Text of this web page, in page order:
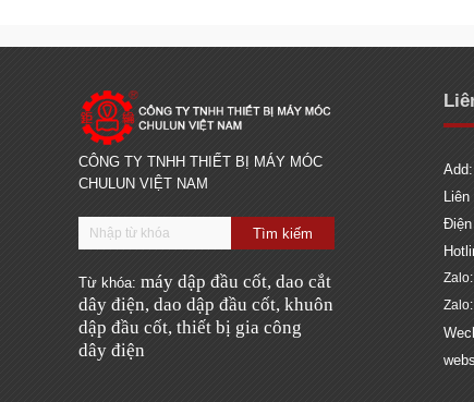
CÔNG TY TNHH THIẾT BỊ MÁY MÓC
CHULUN VIỆT NAM
Từ khóa: máy dập đầu cốt, dao cắt
dây điện, dao dập đầu cốt, khuôn
dập đầu cốt, thiết bị gia công
dây điện
Add: